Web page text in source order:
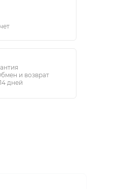
и возврат
дней